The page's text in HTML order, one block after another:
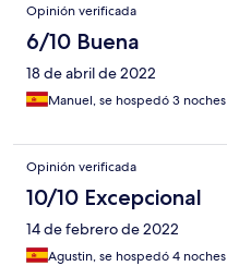
Opinión verificada
6/10 Buena
18 de abril de 2022
Manuel, se hospedó 3 noches
Opinión verificada
10/10 Excepcional
14 de febrero de 2022
Agustin, se hospedó 4 noches